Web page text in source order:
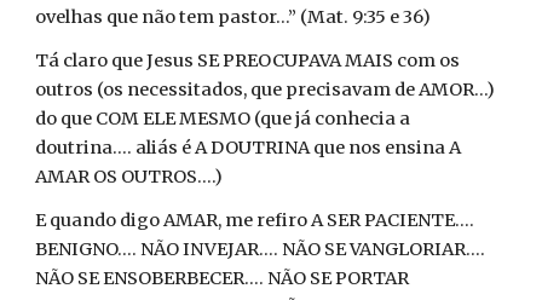
ovelhas que não tem pastor...” (Mat. 9:35 e 36)
Tá claro que Jesus SE PREOCUPAVA MAIS com os
outros (os necessitados, que precisavam de AMOR...)
do que COM ELE MESMO (que já conhecia a
doutrina.... aliás é A DOUTRINA que nos ensina A
AMAR OS OUTROS....)
E quando digo AMAR, me refiro A SER PACIENTE....
BENIGNO.... NÃO INVEJAR.... NÃO SE VANGLORIAR....
NÃO SE ENSOBERBECER.... NÃO SE PORTAR